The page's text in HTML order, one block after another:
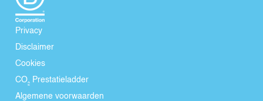
Privacy
Disclaimer
Cookies
CO₂ Prestatieladder
Algemene voorwaarden